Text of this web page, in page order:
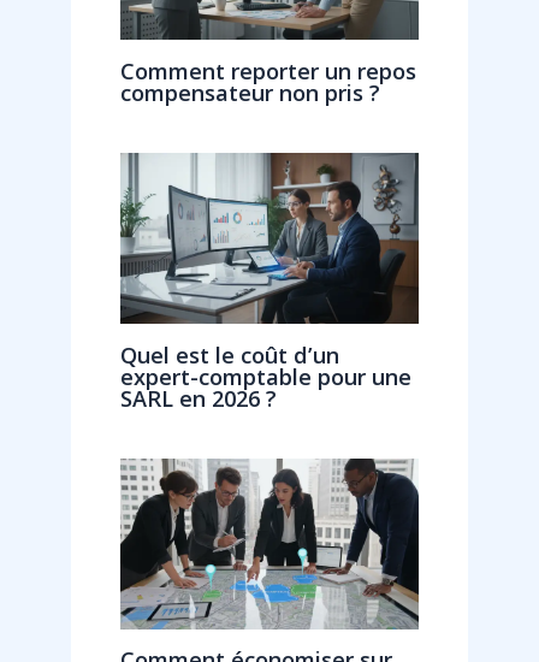
Comment reporter un repos
compensateur non pris ?
Quel est le coût d’un
expert-comptable pour une
SARL en 2026 ?